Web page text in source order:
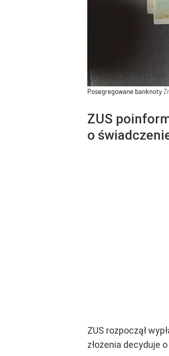
Posegregowane banknoty
ZUS
o
ZUS rozpoczął
złożenia decyduje